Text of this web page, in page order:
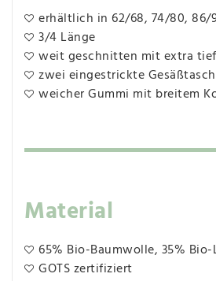
erhältlich in 62/68, 74/80, 86/
3/4 Länge
weit geschnitten mit extra
zwei eingestrickte
weicher Gummi mit breitem
Material
65% Bio-Baumwolle, 35% Bio-
GOTS zertifiziert